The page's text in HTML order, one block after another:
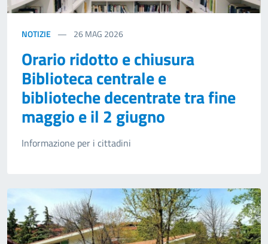
NOTIZIE 26MAG 2026
Orario ridotto e chiusura
Biblioteca centrale e
biblioteche decentrate tra fine
maggio e il 2 giugno
Informazione per i cittadini